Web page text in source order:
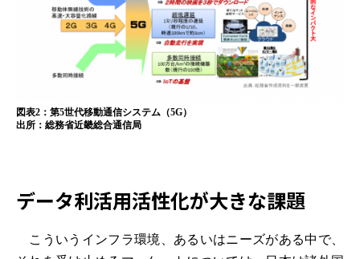
図表2：第5世代移動通信システム（5G）
出所：総務省近畿総合通信局
データ利活用活性化が大きな課題
こういうインフラ環境、あるいはニーズがある中で、